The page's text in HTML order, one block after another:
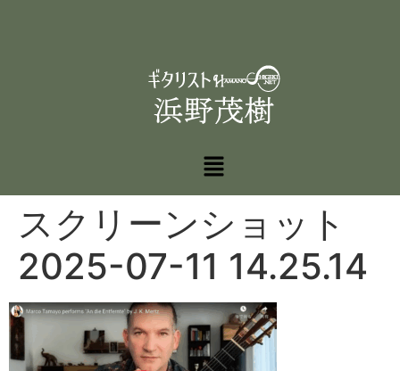
スクリーンショット
2025-07-11 14.25.14